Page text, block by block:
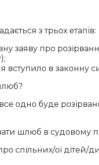
з трьох етапів:
заяву про
вступило в законну
одно буде
шлюб в судовому
спільних/ої дітей/